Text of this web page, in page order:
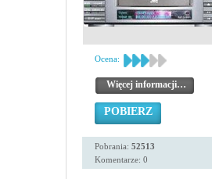
Ocena:
Więcej informacji…
POBIERZ
Pobrania: 52513
Komentarze: 0